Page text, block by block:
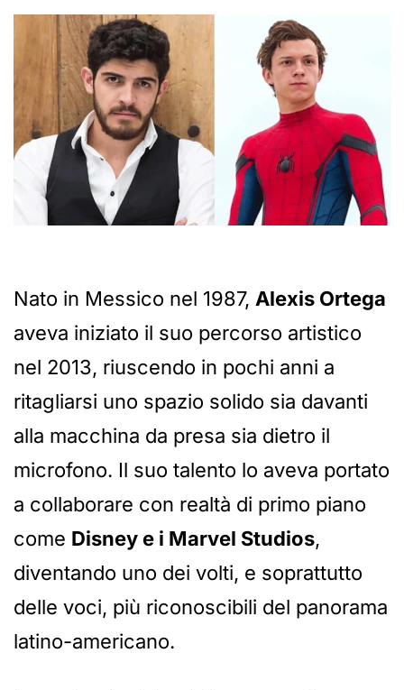
Nato in Messico nel 1987, Alexis Ortega
aveva iniziato il suo percorso artistico
nel 2013, riuscendo in pochi anni a
ritagliarsi uno spazio solido sia davanti
alla macchina da presa sia dietro il
microfono. Il suo talento lo aveva portato
a collaborare con realtà di primo piano
come Disney e i Marvel Studios,
diventando uno dei volti, e soprattutto
delle voci, più riconoscibili del panorama
latino-americano.